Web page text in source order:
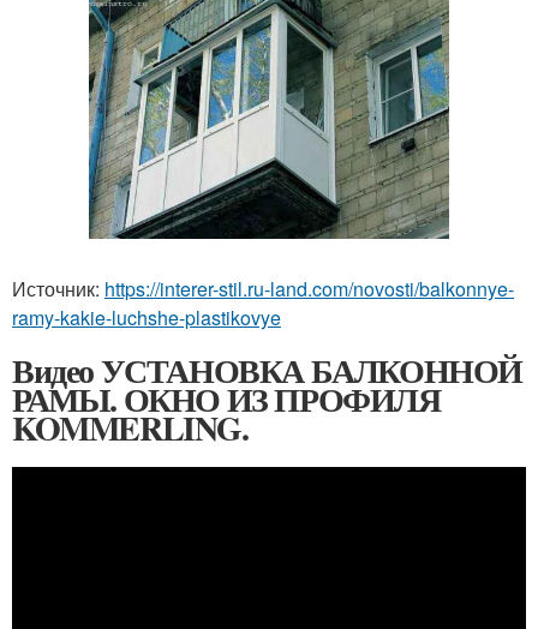
Источник: https://interer-stil.ru-land.com/novosti/balkonnye-
ramy-kakie-luchshe-plastikovye
Видео УСТАНОВКА БАЛКОННОЙ
РАМЫ. ОКНО ИЗ ПРОФИЛЯ
KOMMERLING.